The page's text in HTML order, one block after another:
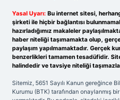
Yasal Uyarı: Bu internet sitesi,
şirketi ile hiçbir bağlantısı
hazırladığımız makaleler
haber niteliği taşımamakta olup,
paylaşım yapılmamaktadır. Gerçek
benzerlikleri tamamen tesadüfidir.
halindedir ve tavsiye niteliği
Sitemiz, 5651 Sayılı Kanun gereğince
Kurumu (BTK) tarafından onaylanmış